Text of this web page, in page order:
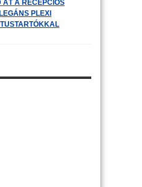
ÁT A RECEPCIÓS
PLEXI